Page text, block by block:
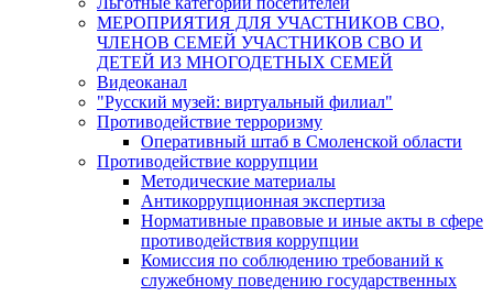
МЕРОПРИЯТИЯ ДЛЯ УЧАСТНИКОВ СВО,
ЧЛЕНОВ СЕМЕЙ УЧАСТНИКОВ СВО И
ДЕТЕЙ ИЗ МНОГОДЕТНЫХ СЕМЕЙ
Видеоканал
"Русский музей: виртуальный филиал"
Противодействие терроризму
Оперативный штаб в Смоленской области
Противодействие коррупции
Методические материалы
Антикоррупционная экспертиза
Нормативные правовые и иные акты в сфере
противодействия коррупции
Комиссия по соблюдению требований к
служебному поведению государственных